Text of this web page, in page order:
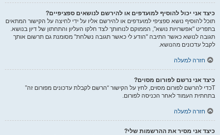
כיצד אני יכול להוסיף למועדפים או להירשם לנושאים ספציפיים?
תוכל להוסיף נושא ספציפי למועדפים או להירשם אליו על ידי לחיצה על הקישור המתאים
בתפריט "אפשרויות נושא", הממוקם לנוחותך לצד חלקו העליון והתחתון של דיון בנושא.
תגובה לנושא כאשר התיבה "הודע לי כאשר תגובה נשלחת" מסומנת גם תרשום אותך
לקבל עדכונים מהנושא.
חזרה למעלה
כיצד אני נרשם לפורום מסוים?
Tכדי להרשם לפורום מסוים, לחץ על הקישור “הרשם לקבלת עדכונים מפורום זה”
בתחתית העמוד לאחר הכניסה לפורום.
חזרה למעלה
כיצד אני מסיר את ההרשמות שלי?